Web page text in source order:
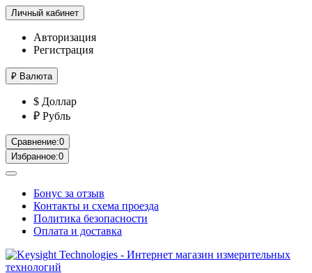
Личный кабинет
Авторизация
Регистрация
₽ Валюта
$ Доллар
₽ Рубль
Сравнение:0
Избранное:0
Бонус за отзыв
Контакты и схема проезда
Политика безопасности
Оплата и доставка